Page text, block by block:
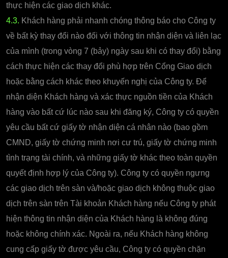
thực hiện các giao dịch khác.
4.3. Khách hàng phải nhanh chóng thông báo cho Công ty
về bất kỳ thay đổi nào đối với thông tin nhận diện và liên lạc
của mình (trong vòng 7 (bảy) ngày sau khi có thay đổi) bằng
cách thực hiện các thay đổi phù hợp trên Cổng Giao dịch
hoặc bằng cách khác theo khuyến nghị của Công ty. Để
nhận diện Khách hàng và xác thực nguồn tiền của Khách
hàng vào bất cứ lúc nào sau khi đăng ký, Công ty có quyền
yêu cầu bất cứ giấy tờ nhận diện cá nhân nào (bao gồm
CMND, giấy tờ chứng minh nơi cư trú, giấy tờ chứng minh
tình trạng tài chính, và những giấy tờ khác theo toàn quyền
quyết định hợp lý của Công ty). Công ty có quyền ngưng
các giao dịch trên sàn và/hoặc giao dịch không thuộc giao
dịch trên sàn trên Tài khoản Khách hàng nếu Công ty phát
hiện thông tin nhận diện của Khách hàng là không đúng
hoặc không chính xác. Ngoài ra, nếu Khách hàng không
cung cấp giấy tờ được yêu cầu, Công ty có quyền chặn